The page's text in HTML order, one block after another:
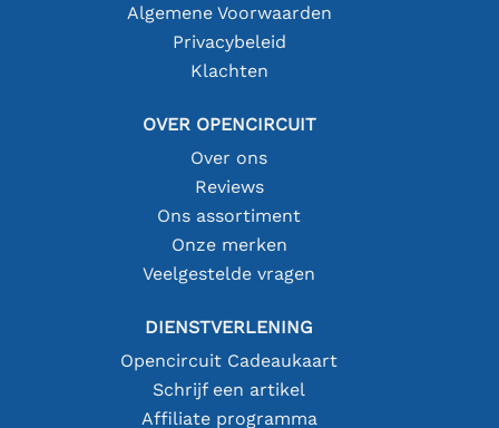
Algemene Voorwaarden
Privacybeleid
Klachten
OVER OPENCIRCUIT
Over ons
Reviews
Ons assortiment
Onze merken
Veelgestelde vragen
DIENSTVERLENING
Opencircuit Cadeaukaart
Schrijf een artikel
Affiliate programma